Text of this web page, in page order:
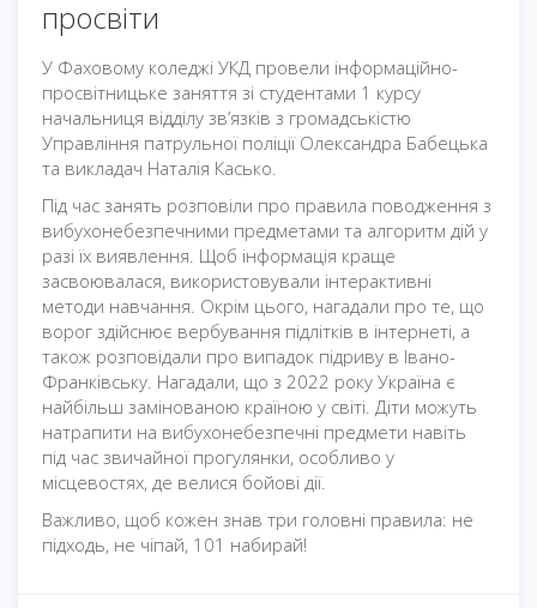
просвіти
У Фаховому коледжі УКД провели інформаційно-
просвітницьке заняття зі студентами 1 курсу
начальниця відділу зв’язків з громадськістю
Управління патрульної поліції Олександра Бабецька
та викладач Наталія Касько.
Під час занять розповіли про правила поводження з
вибухонебезпечними предметами та алгоритм дій у
разі їх виявлення. Щоб інформація краще
засвоювалася, використовували інтерактивні
методи навчання. Окрім цього, нагадали про те, що
ворог здійснює вербування підлітків в інтернеті, а
також розповідали про випадок підриву в Івано-
Франківську. Нагадали, що з 2022 року Україна є
найбільш замінованою країною у світі. Діти можуть
натрапити на вибухонебезпечні предмети навіть
під час звичайної прогулянки, особливо у
місцевостях, де велися бойові дії.
Важливо, щоб кожен знав три головні правила: не
підходь, не чіпай, 101 набирай!